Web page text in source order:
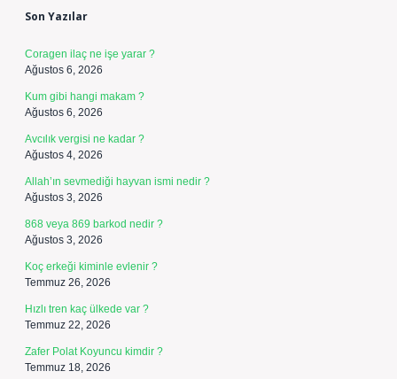
Son Yazılar
Coragen ilaç ne işe yarar ?
Ağustos 6, 2026
Kum gibi hangi makam ?
Ağustos 6, 2026
Avcılık vergisi ne kadar ?
Ağustos 4, 2026
Allah’ın sevmediği hayvan ismi nedir ?
Ağustos 3, 2026
868 veya 869 barkod nedir ?
Ağustos 3, 2026
Koç erkeği kiminle evlenir ?
Temmuz 26, 2026
Hızlı tren kaç ülkede var ?
Temmuz 22, 2026
Zafer Polat Koyuncu kimdir ?
Temmuz 18, 2026